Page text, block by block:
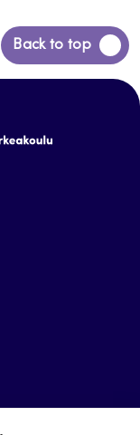
Back to top
Siirry
takaisin